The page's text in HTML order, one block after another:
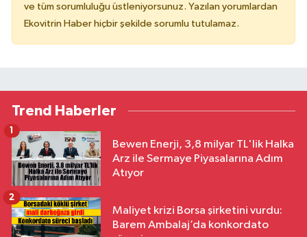
ve tüm sorumluluğu üstleniyorsunuz. Yazılan yorumlardan
Ekovitrin Haber hiçbir şekilde sorumlu tutulamaz.
Trend Haberler
Bewen Enerji, 3,8 milyar TL'lik Halka
Arz ile Sermaye Piyasalarına Adım
Atıyor
1
Maliyet krizi Borsa şirketini vurdu:
Barem Ambalaj’da konkordato
2